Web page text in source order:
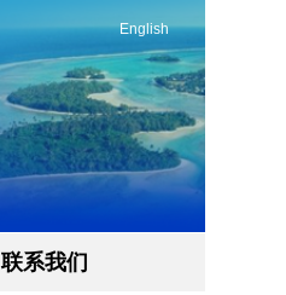
English
联系我们